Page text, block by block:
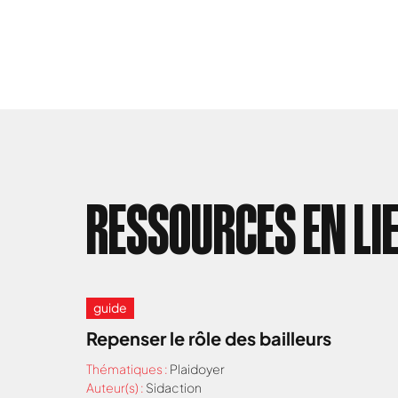
RESSOURCES EN
guide
Repenser le rôle des bailleurs
Thématiques : Plaidoyer
Auteur(s) : Sidaction